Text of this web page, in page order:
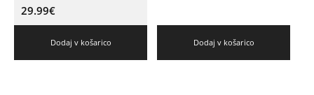
29.99€
Dodaj v košarico Dodaj v košarico